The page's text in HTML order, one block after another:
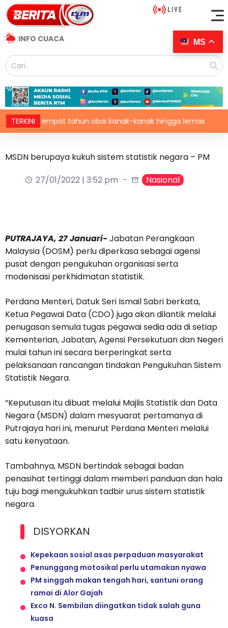
INFO CUACA
TERKINI
empat tahun abai kanak-kanak hingga lemas
MSDN berupaya kukuh sistem statistik negara – PM
27/01/2022 | 3:52 pm
Nasional
PUTRAJAYA, 27 Januari-Jabatan Perangkaan
Malaysia (DOSM) perlu diperkasa sebagai agensi
pusat dengan pengukuhan organisasi serta
modenisasi perkhidmatan statistik.
Perdana Menteri, Datuk Seri Ismail Sabri berkata,
Ketua Pegawai Data (CDO) juga akan dilantik melalui
penugasan semula tugas pegawai sedia ada di setiap
Kementerian, Jabatan, Agensi Persekutuan dan Negeri
mulai tahun ini secara berperingkat serta
pelaksanaan rancangan tindakan Pengukuhan Sistem
Statistik Negara.
“Keputusan itu dibuat melalui Majlis Statistik dan Data
Negara (MSDN) dalam mesyuarat pertamanya di
Putrajaya hari ini, menurut Perdana Menteri melalui
satu kenyataan.
Tambahnya, MSDN bertindak sebagai badan
penasihat tertinggi dalam memberi panduan dan hala
tuju bagi mengukuhkan tadbir urus sistem statistik
negara.
DISYORKAN
Kepekaan sosial asas perpaduan masyarakat
Penunggang motosikal perlu utamakan nyawa
PM singgah makan tengah hari, santuni orang
ramai di Alor Gajah
Exco N. Sembilan diingatkan tidak salah guna
kuasa
MS